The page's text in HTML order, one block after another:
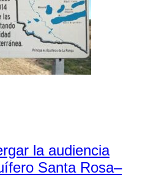
la audiencia
Santa Rosa–